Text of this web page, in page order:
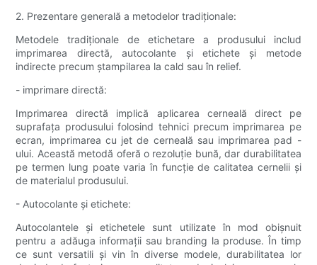
2. Prezentare generală a metodelor tradiționale:
Metodele tradiționale de etichetare a produsului includ
imprimarea directă, autocolante și etichete și metode
indirecte precum ștampilarea la cald sau în relief.
- imprimare directă:
Imprimarea directă implică aplicarea cerneală direct pe
suprafața produsului folosind tehnici precum imprimarea pe
ecran, imprimarea cu jet de cerneală sau imprimarea pad -
ului. Această metodă oferă o rezoluție bună, dar durabilitatea
pe termen lung poate varia în funcție de calitatea cernelii și
de materialul produsului.
- Autocolante și etichete:
Autocolantele și etichetele sunt utilizate în mod obișnuit
pentru a adăuga informații sau branding la produse. În timp
ce sunt versatili și vin în diverse modele, durabilitatea lor